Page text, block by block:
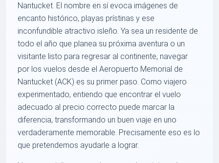
Nantucket. El nombre en sí evoca imágenes de
encanto histórico, playas prístinas y ese
inconfundible atractivo isleño. Ya sea un residente de
todo el año que planea su próxima aventura o un
visitante listo para regresar al continente, navegar
por los vuelos desde el Aeropuerto Memorial de
Nantucket (ACK) es su primer paso. Como viajero
experimentado, entiendo que encontrar el vuelo
adecuado al precio correcto puede marcar la
diferencia, transformando un buen viaje en uno
verdaderamente memorable. Precisamente eso es lo
que pretendemos ayudarle a lograr.